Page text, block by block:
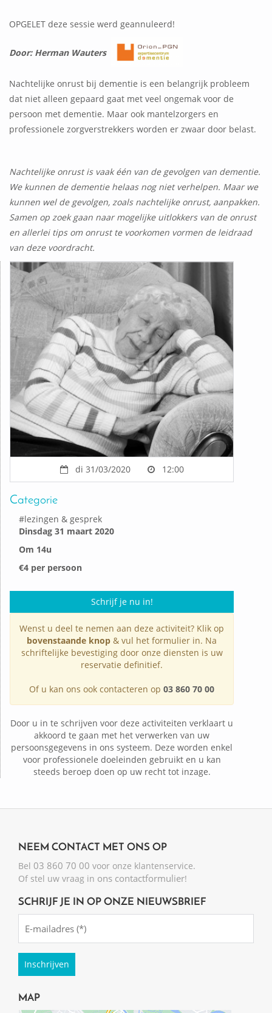
OPGELET deze sessie werd geannuleerd!
Door: Herman Wauters
Nachtelijke onrust bij dementie is een belangrijk probleem
dat niet alleen gepaard gaat met veel ongemak voor de
persoon met dementie. Maar ook mantelzorgers en
professionele zorgverstrekkers worden er zwaar door belast.
Nachtelijke onrust is vaak één van de gevolgen van dementie.
We kunnen de dementie helaas nog niet verhelpen. Maar we
kunnen wel de gevolgen, zoals nachtelijke onrust, aanpakken.
Samen op zoek gaan naar mogelijke uitlokkers van de onrust
en allerlei tips om onrust te voorkomen vormen de leidraad
van deze voordracht.
di 31/03/2020 12:00
Categorie
#lezingen & gesprek
Dinsdag 31 maart 2020
Om 14u
€4 per persoon
Schrijf je nu in!
Wenst u deel te nemen aan deze activiteit? Klik op
bovenstaande knop & vul het formulier in. Na
schriftelijke bevestiging door onze diensten is uw
reservatie definitief.
Of u kan ons ook contacteren op 03 860 70 00
Door u in te schrijven voor deze activiteiten verklaart u
akkoord te gaan met het verwerken van uw
persoonsgegevens in ons systeem. Deze worden enkel
voor professionele doeleinden gebruikt en u kan
steeds beroep doen op uw recht tot inzage.
NEEM CONTACT MET ONS OP
Bel 03 860 70 00 voor onze klantenservice.
Of stel uw vraag in ons contactformulier!
SCHRIJF JE IN OP ONZE NIEUWSBRIEF
(Required)
MAP